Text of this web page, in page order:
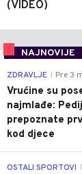
(VIDEO)
NAJNOVIJE
ZDRAVLJE Pre 3
Vrućine su
najmlađe:
prepoznate
kod djece
OSTALI SPORTOVI